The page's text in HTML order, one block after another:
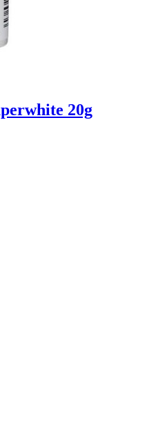
20g